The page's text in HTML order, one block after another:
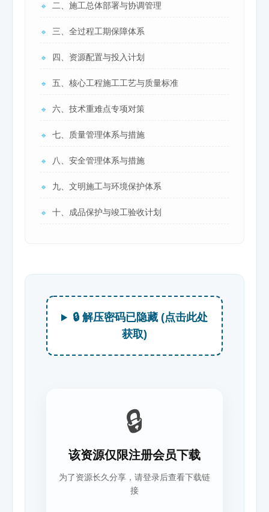
🔹 二、施工总体部署与协调管理
🔹 三、全过程工期保障体系
🔹 四、资源配置与投入计划
🔹 五、核心工程施工工艺与质量标准
🔹 六、技术重难点专项对策
🔹 七、质量管理体系与措施
🔹 八、安全管理体系与措施
🔹 九、文明施工与环境保护体系
🔹 十、成品保护与竣工验收计划
🔒 解压密码已隐藏 (点击此处
获取)
🔒
该资源仅限注册会员下载
为了资源长久分享，请登录后查看下载链
接